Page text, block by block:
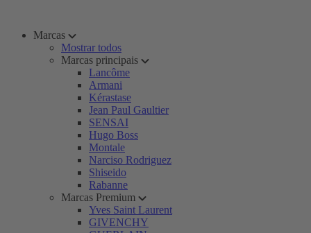
Marcas
Mostrar todos
Marcas principais
Lancôme
Armani
Kérastase
Jean Paul Gaultier
SENSAI
Hugo Boss
Montale
Narciso Rodriguez
Shiseido
Rabanne
Marcas Premium
Yves Saint Laurent
GIVENCHY